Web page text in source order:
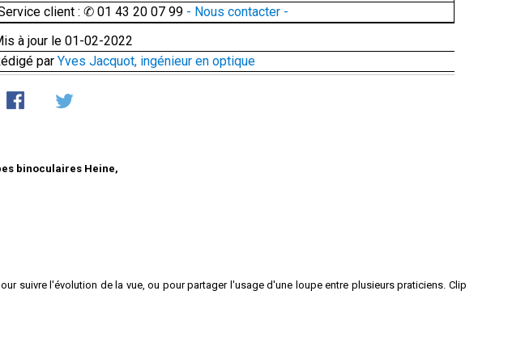
client : ✆ 01 43 20 07 99 - Nous contacter -
à jour le 01-02-2022
par Yves Jacquot, ingénieur en optique
binoculaires Heine,
suivre l'évolution de la vue, ou pour partager l'usage d'une loupe entre plusieurs praticiens. Clip